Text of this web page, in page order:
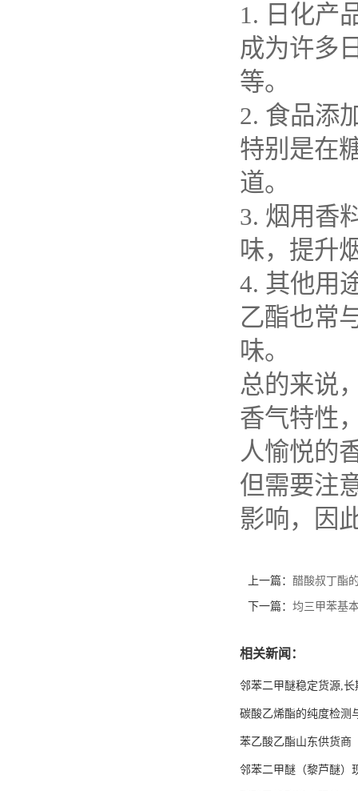
1. 日化产
成为许多
等。
2. 食品添
特别是在
道。
3. 烟用香
味，提升
4. 其他用
乙酯也常
味。
总的来说
香气特性
人愉悦的
但需要注
影响，因
上一篇： 醋酸叔丁酯
下一篇： 均三甲苯基
相关新闻：
邻苯二甲醚稳定货源,长
碳酸乙烯酯的纯度检测
苯乙酸乙酯山东供货商
邻苯二甲醚（黎芦醚）